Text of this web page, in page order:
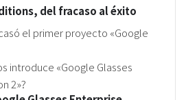
del fracaso al éxito
el primer proyecto «Google
introduce «Google Glasses
2»?